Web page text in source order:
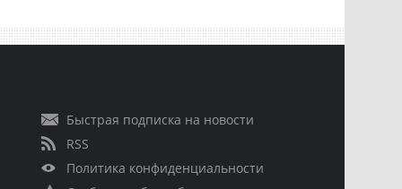
Быстрая подписка на новости
RSS
Политика конфиденциальности